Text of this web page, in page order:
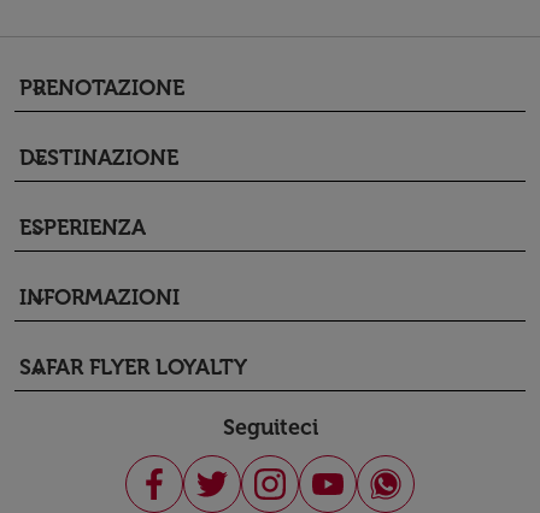
PRENOTAZIONE
keyboard_arrow_down
DESTINAZIONE
keyboard_arrow_down
ESPERIENZA
keyboard_arrow_down
INFORMAZIONI
keyboard_arrow_down
SAFAR FLYER LOYALTY
keyboard_arrow_down
Seguiteci